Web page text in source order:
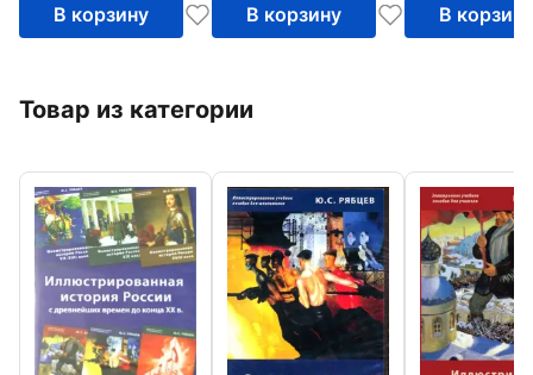
В корзину В корзину В корзину
Товар из категории